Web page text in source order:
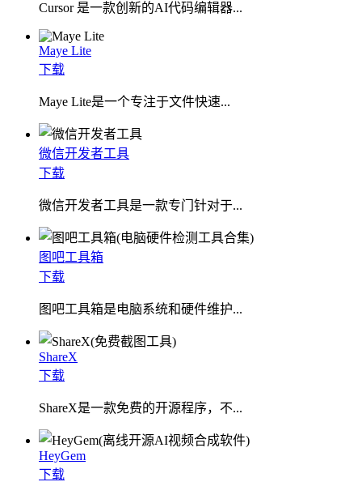
Cursor 是一款创新的AI代码编辑器...
Maye Lite
下载
​Maye Lite是一个专注于文件快速...
微信开发者工具
下载
微信开发者工具是一款专门针对于...
图吧工具箱
下载
图吧工具箱是电脑系统和硬件维护...
ShareX
下载
ShareX是一款免费的开源程序，不...
HeyGem
下载